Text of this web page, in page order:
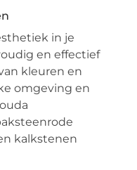
in je
en effectief
kleuren en
omgeving en
kalkstenen